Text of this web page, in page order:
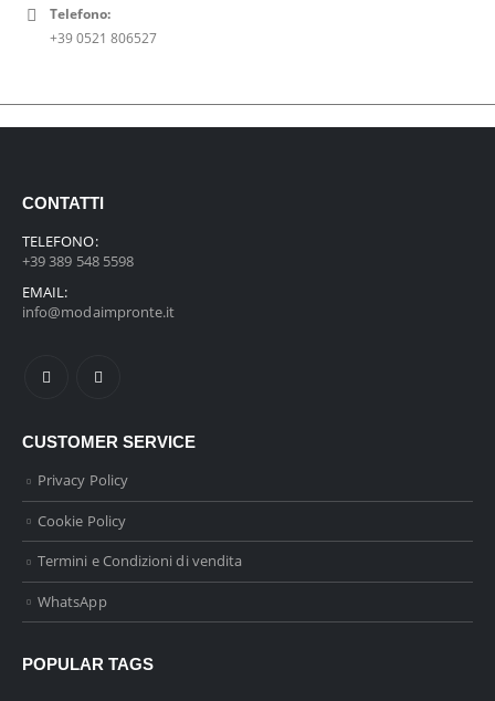
Telefono:
+39 0521 806527
CONTATTI
TELEFONO:
+39 389 548 5598
EMAIL:
info@modaimpronte.it
CUSTOMER SERVICE
Privacy Policy
Cookie Policy
Termini e Condizioni di vendita
WhatsApp
POPULAR TAGS